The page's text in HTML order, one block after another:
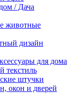
/ Дача
животные
дизайн
для дома
текстиль
штучки
окон и дверей